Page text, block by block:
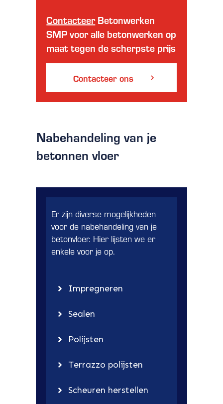
ContacteerBetonwerken
SMP voor alle betonwerken op
maat tegen de scherpste prijs
Contacteer ons
Nabehandeling van je
betonnen vloer
Er zijn diverse mogelijkheden
voor de nabehandeling van je
betonvloer. Hier lijsten we er
enkele voor je op.
Impregneren
Sealen
Polijsten
Terrazzo polijsten
Scheuren herstellen